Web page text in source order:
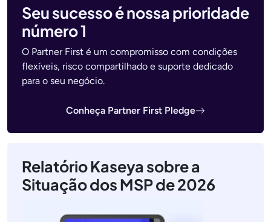
Seu sucesso é nossa prioridade
número 1
O Partner First é um compromisso com condições
flexíveis, risco compartilhado e suporte dedicado
para o seu negócio.
Conheça Partner First Pledge
Relatório Kaseya sobre a
Situação dos MSP de 2026